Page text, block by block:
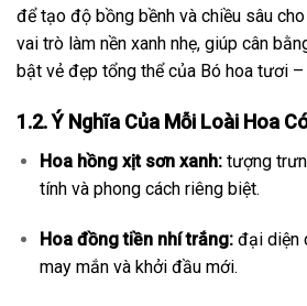
để tạo độ bồng bềnh và chiều sâu
vai trò làm nền xanh nhẹ, giúp cân
bật vẻ đẹp tổng thể của Bó hoa tươi –
1.2. Ý Nghĩa Của Mỗi Loài Hoa
Hoa hồng xịt sơn xanh:tượng
tính và phong cách riêng biệt.
Hoa đồng tiền nhí trắng:đại diện
may mắn và khởi đầu mới.